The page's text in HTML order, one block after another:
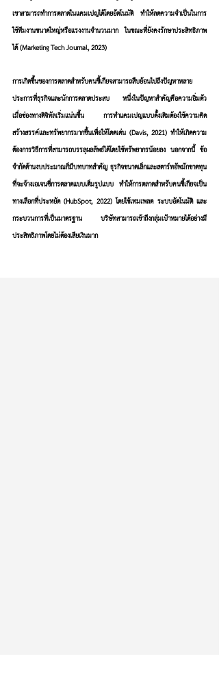
เขาสามารถทำการตลาดในแคมเปญได้โดยอัตโนมัติ ทำให้ลดความจำเป็นในการ
ใช้ทีมงานขนาดใหญ่หรือแรงงานจำนวนมาก ในขณะที่ยังคงรักษาประสิทธิภาพ
ได้ (Marketing Tech Journal, 2023)
การเกิดขึ้นของการตลาดสำหรับคนขี้เกียจสามารถสืบย้อนไปถึงปัญหาหลาย
ประการที่ธุรกิจและนักการตลาดประสบ หนึ่งในปัญหาสำคัญคือความอิ่มตัว
เมื่อช่องทางดิจิทัลเริ่มแน่นขึ้น การทำแคมเปญแบบดั้งเดิมต้องใช้ความคิด
สร้างสรรค์และทรัพยากรมากขึ้นเพื่อให้โดดเด่น (Davis, 2021) ทำให้เกิดความ
ต้องการวิธีการที่สามารถบรรลุผลลัพธ์ได้โดยใช้ทรัพยากรน้อยลง นอกจากนี้ ข้อ
จำกัดด้านงบประมาณก็มีบทบาทสำคัญ ธุรกิจขนาดเล็กและสตาร์ทอัพมักขาดทุน
ที่จะจ้างเอเจนซี่การตลาดแบบเต็มรูปแบบ ทำให้การตลาดสำหรับคนขี้เกียจเป็น
ทางเลือกที่ประหยัด (HubSpot, 2022) โดยใช้เทมเพลต ระบบอัตโนมัติ และ
กระบวนการที่เป็นมาตรฐาน บริษัทสามารถเข้าถึงกลุ่มเป้าหมายได้อย่างมี
ประสิทธิภาพโดยไม่ต้องเสียเงินมาก